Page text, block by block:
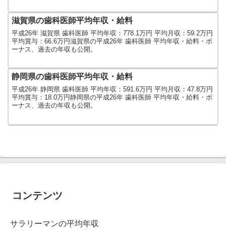
滋賀県の歯科医師平均年収・給料
平成26年 滋賀県 歯科医師 平均年収：778.1万円 平均月収：59.2万円
平均賞与：66.6万円滋賀県の平成26年 歯科医師 平均年収・給料・ボ
ーナス、過去の年収も公開。
静岡県の歯科医師平均年収・給料
平成26年 静岡県 歯科医師 平均年収：591.6万円 平均月収：47.8万円
平均賞与：18.0万円静岡県の平成26年 歯科医師 平均年収・給料・ボ
ーナス、過去の年収も公開。
コンテンツ
サラリーマンの平均年収